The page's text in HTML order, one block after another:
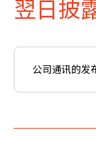
翌日披
公司通讯的发